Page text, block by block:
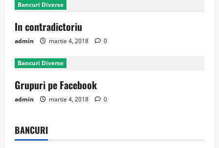
Bancuri Diverse
In contradictoriu
admin martie 4, 2018 0
Bancuri Diverse
Grupuri pe Facebook
admin martie 4, 2018 0
BANCURI